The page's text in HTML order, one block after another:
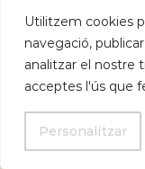
Utilitzem cookies
navegació,
analitzar el nostre
acceptes l'ús que
Personalitzar